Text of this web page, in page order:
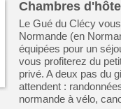
Chambres
Le Gué du Clécy
Normande (en
équipées pour un
vous profiterez du
privé. A deux pas du
attendent :
normande à vélo,